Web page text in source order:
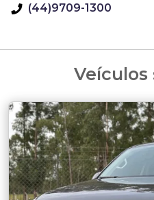
(44)9709-1300